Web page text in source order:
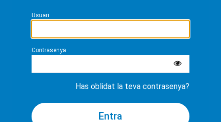
Usuari
Contrasenya
Has oblidat la teva contrasenya?